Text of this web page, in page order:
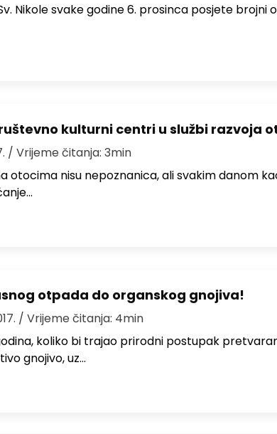
Nikole svake godine 6. prosinca posjete brojni
kulturni centri u službi razvoja
/ Vrijeme čitanja: 3min
otocima nisu nepoznanica, ali svakim danom
otpada do organskog gnojiva!
/ Vrijeme čitanja: 4min
koliko bi trajao prirodni postupak
gnojivo, uz…